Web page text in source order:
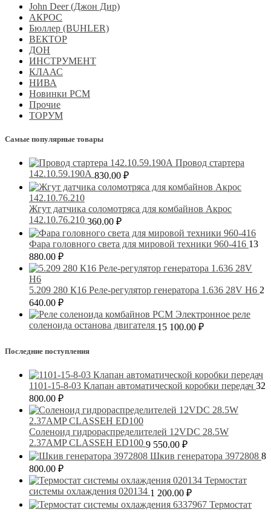
John Deer (Джон Дир)
АКРОС
Бюллер (BUHLER)
ВЕКТОР
ДОН
ИНСТРУМЕНТ
КЛААС
НИВА
Новинки РСМ
Прочие
ТОРУМ
Самые популярные товары
Провод стартера
142.10.59.190А 830.00 ₽
Жгут датчика соломотряса для комбайнов Акрос
142.10.76.210 360.00 ₽
Фара головного света для мировой техники 960-416 13
880.00 ₽
5.209 280 К16 Реле-регулятор генератора 1.636 28V H6 2
640.00 ₽
Электронное реле
соленоида останова двигателя 15 100.00 ₽
Последние поступления
1101-15-8-03 Клапан автоматической коробки передач 32
800.00 ₽
Соленоид гидрораспределителей 12VDC 28.5W
2.37AMP CLASSEH ED100 9 550.00 ₽
Шкив генератора 3972808 8
800.00 ₽
Термостат
системы охлаждения 020134 1 200.00 ₽
Термостат